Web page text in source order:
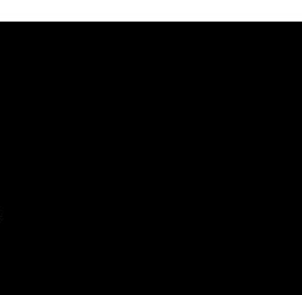
transformar la agricultura chilena